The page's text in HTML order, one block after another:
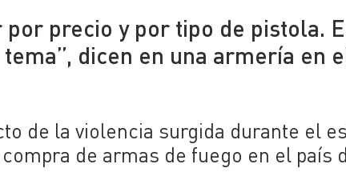
precio y por tipo de pistola.
dicen en una armería en
de la violencia surgida durante el
de armas de fuego en el país